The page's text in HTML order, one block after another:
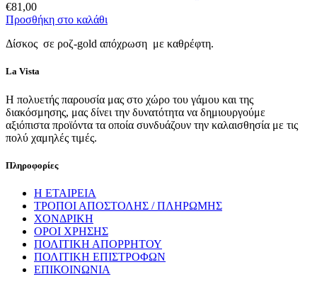
€81,00
Προσθήκη στο καλάθι
Δίσκος σε ροζ-gold απόχρωση με καθρέφτη.
La Vista
Η πολυετής παρουσία μας στο χώρο του γάμου και της
διακόσμησης, μας δίνει την δυνατότητα να δημιουργούμε
αξιόπιστα προϊόντα τα οποία συνδυάζουν την καλαισθησία με τις
πολύ χαμηλές τιμές.
Πληροφορίες
Η ΕΤΑΙΡΕΙΑ
ΤΡΟΠΟΙ ΑΠΟΣΤΟΛΗΣ / ΠΛΗΡΩΜΗΣ
ΧΟΝΔΡΙΚΗ
ΟΡΟΙ ΧΡΗΣΗΣ
ΠΟΛΙΤΙΚΗ ΑΠΟΡΡΗΤΟΥ
ΠΟΛΙΤΙΚΗ ΕΠΙΣΤΡΟΦΩΝ
ΕΠΙΚΟΙΝΩΝΙΑ